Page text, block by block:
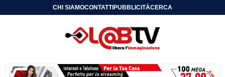
CHI SIAMOCONTATTIPUBBLICITÀCERCA